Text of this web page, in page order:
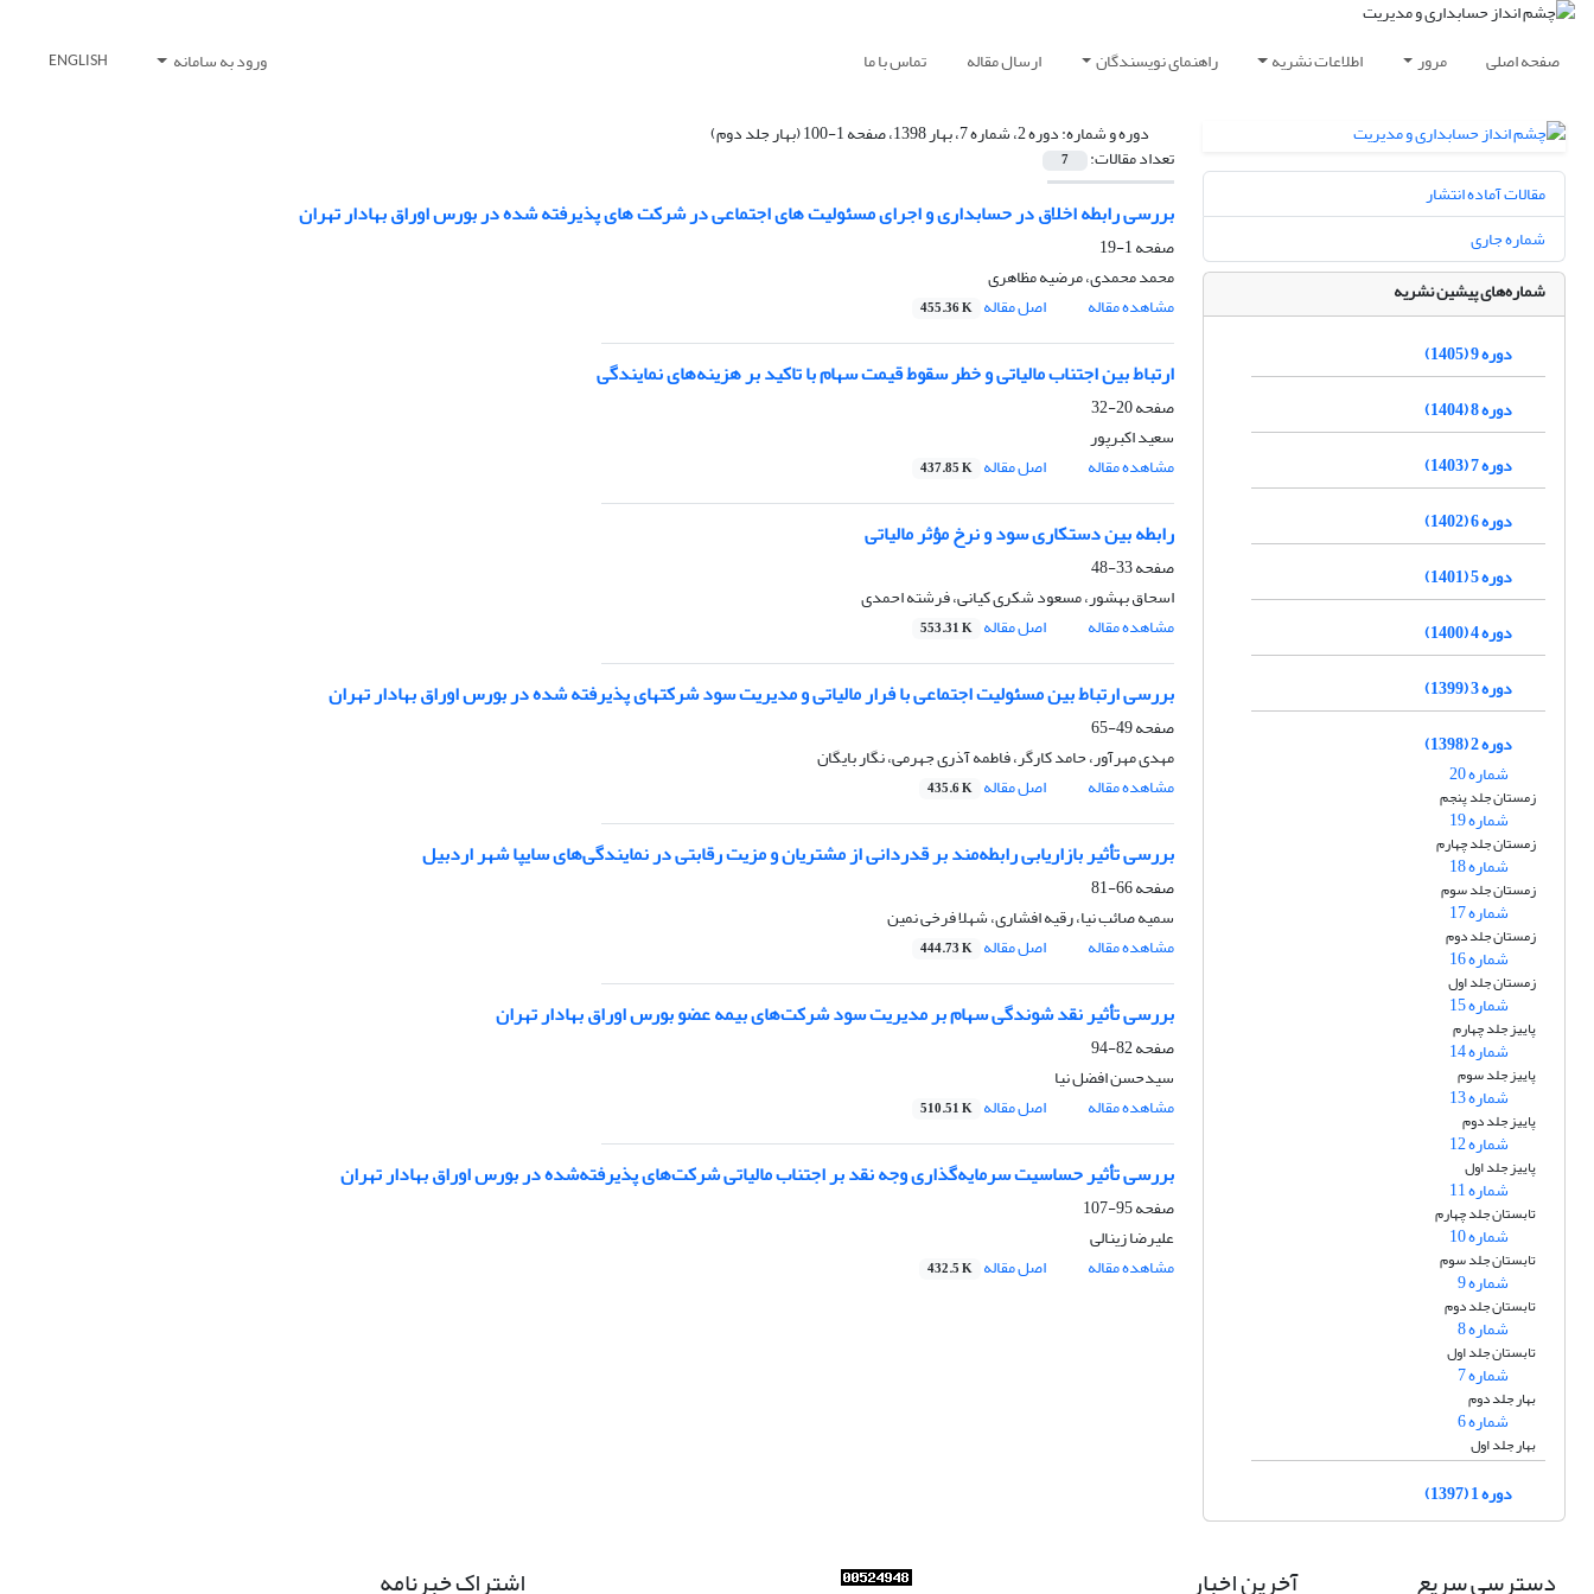
صفحه اصلی مرور اطلاعات نشریه راهنمای نویسندگان ارسال مقاله تماس با ما ورود به سامانه ENGLISH
دوره و شماره:دوره 2، شماره 7، بهار 1398، صفحه 1-100 (بهار جلد دوم)
تعداد مقالات: 7
بررسی رابطه اخلاق در حسابداری و اجرای مسئولیت های اجتماعی در شرکت های پذیرفته شده در بورس اوراق بهادار تهران
صفحه1-19
محمد محمدی، مرضیه مظاهری
مشاهده مقاله
اصل مقاله 455.36 K
ارتباط بین اجتناب مالیاتی و خطر سقوط قیمت سهام با تاکید بر هزینه‌های نمایندگی
صفحه20-32
سعید اکبرپور
مشاهده مقاله
اصل مقاله 437.85 K
رابطه بین دستکاری سود و نرخ مؤثر مالیاتی
صفحه33-48
اسحاق بهشور، مسعود شکری کیانی، فرشته احمدی
مشاهده مقاله
اصل مقاله 553.31 K
بررسی ارتباط بین مسئولیت اجتماعی با فرار مالیاتی و مدیریت سود شرکتهای پذیرفته شده در بورس اوراق بهادار تهران
صفحه49-65
مهدی مهرآور، حامد کارگر، فاطمه آذری جهرمی، نگار بایگان
مشاهده مقاله
اصل مقاله 435.6 K
بررسی تأثیر بازاریابی رابطه‌مند بر قدردانی از مشتریان و مزیت رقابتی در نمایندگی‌های سایپا شهر اردبیل
صفحه66-81
سمیه صائب نیا، رقیه افشاری، شهلا فرخی نمین
مشاهده مقاله
اصل مقاله 444.73 K
بررسی تأثیر نقد شوندگی سهام بر مدیریت سود شرکت‌های بیمه عضو بورس اوراق بهادار تهران
صفحه82-94
سیدحسن افضل نیا
مشاهده مقاله
اصل مقاله 510.51 K
بررسی تأثیر حساسیت سرمایه‌گذاری وجه نقد بر اجتناب مالیاتی شرکت‌های پذیرفته‌شده در بورس اوراق بهادار تهران
صفحه95-107
علیرضا زینالی
مشاهده مقاله
اصل مقاله 432.5 K
مقالات آماده انتشار
شماره جاری
شماره‌های پیشین نشریه
دوره 9 (1405)
دوره 8 (1404)
دوره 7 (1403)
دوره 6 (1402)
دوره 5 (1401)
دوره 4 (1400)
دوره 3 (1399)
دوره 2 (1398)
شماره 20
زمستان جلد پنجم
شماره 19
زمستان جلد چهارم
شماره 18
زمستان جلد سوم
شماره 17
زمستان جلد دوم
شماره 16
زمستان جلد اول
شماره 15
پاییز جلد چهارم
شماره 14
پاییز جلد سوم
شماره 13
پاییز جلد دوم
شماره 12
پاییز جلد اول
شماره 11
تابستان جلد چهارم
شماره 10
تابستان جلد سوم
شماره 9
تابستان جلد دوم
شماره 8
تابستان جلد اول
شماره 7
بهار جلد دوم
شماره 6
بهار جلد اول
دوره 1 (1397)
دسترسی سریع آخرین اخبار اشتراک خبرنامه